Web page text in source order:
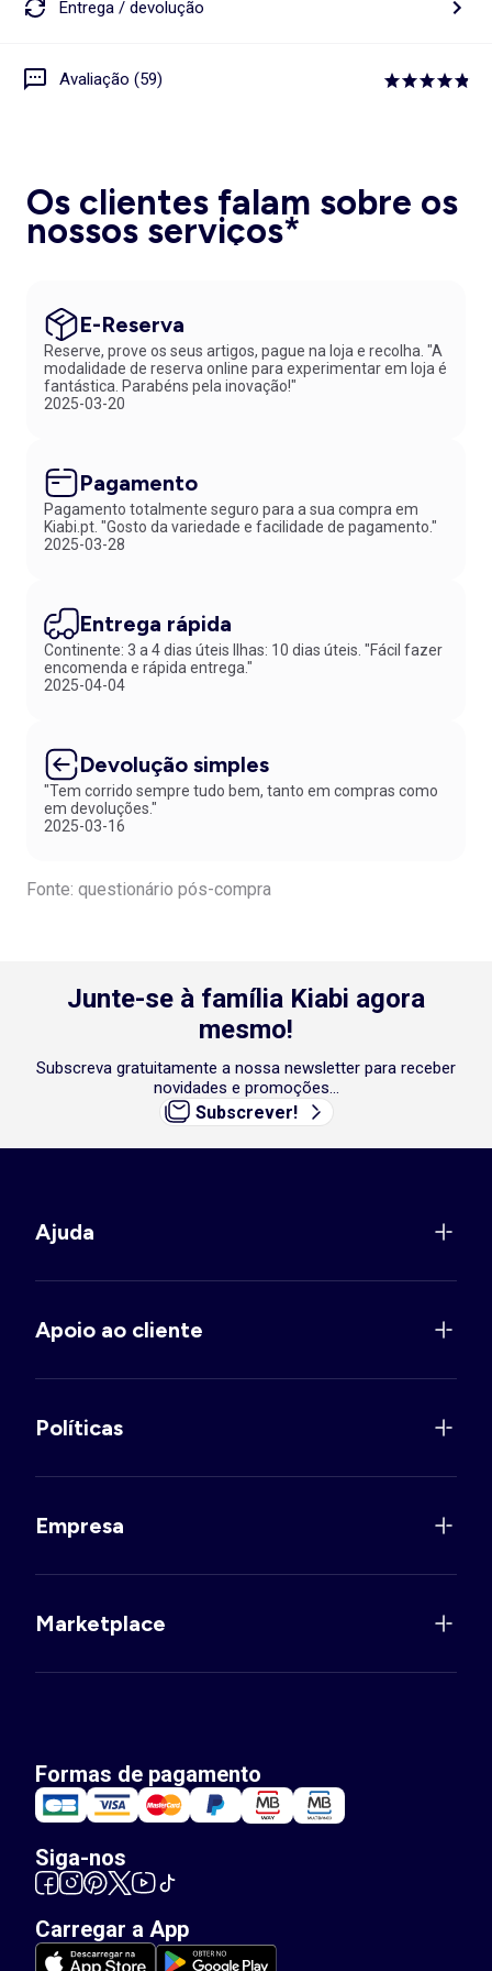
Entrega / devolução
Avaliação (59)
Os clientes falam sobre os
nossos serviços*
E-Reserva
Reserve, prove os seus artigos, pague na loja e recolha. "A
modalidade de reserva online para experimentar em loja é
fantástica. Parabéns pela inovação!"
2025-03-20
Pagamento
Pagamento totalmente seguro para a sua compra em
Kiabi.pt. "Gosto da variedade e facilidade de pagamento."
2025-03-28
Entrega rápida
Continente: 3 a 4 dias úteis Ilhas: 10 dias úteis. "Fácil fazer
encomenda e rápida entrega."
2025-04-04
Devolução simples
"Tem corrido sempre tudo bem, tanto em compras como
em devoluções."
2025-03-16
Fonte: questionário pós-compra
Junte-se à família Kiabi agora
mesmo!
Subscreva gratuitamente a nossa newsletter para receber
novidades e promoções...
Subscrever!
Ajuda
Apoio ao cliente
Políticas
Empresa
Marketplace
Formas de pagamento
Siga-nos
Carregar a App